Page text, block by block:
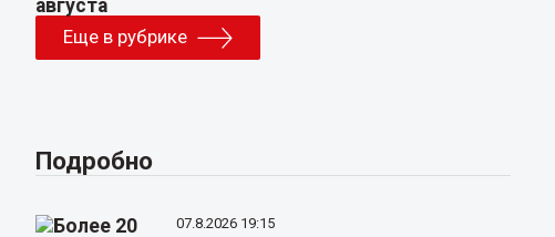
Еще в рубрике
Подробно
07.8.2026 19:15